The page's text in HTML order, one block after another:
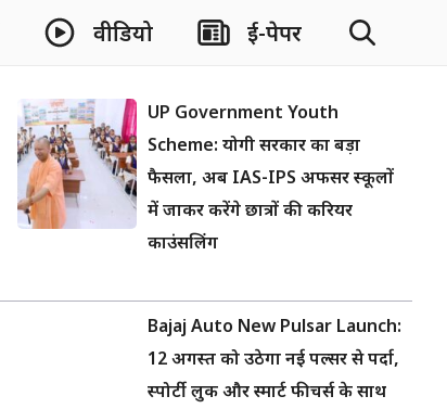
वीडियो ई-पेपर
UP Government Youth
Scheme: योगी सरकार का बड़ा
फैसला, अब IAS-IPS अफसर स्कूलों
में जाकर करेंगे छात्रों की करियर
काउंसलिंग
Bajaj Auto New Pulsar Launch:
12 अगस्त को उठेगा नई पल्सर से पर्दा,
स्पोर्टी लुक और स्मार्ट फीचर्स के साथ